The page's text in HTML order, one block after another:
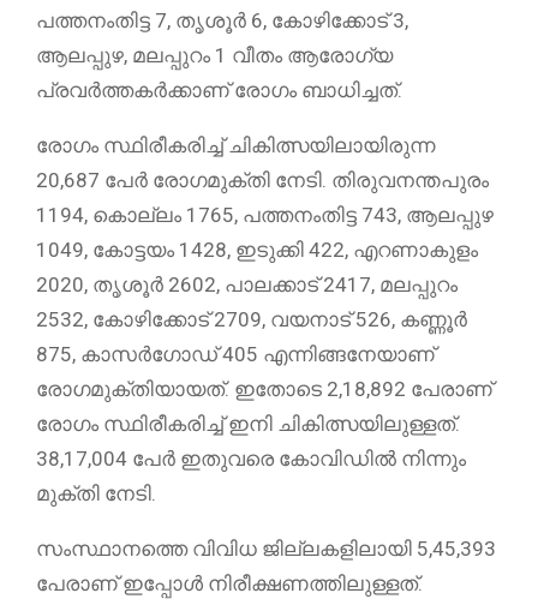
പത്തനംതിട്ട 7, തൃശൂര്‍ 6, കോഴിക്കോട് 3,
ആലപ്പുഴ, മലപ്പുറം 1 വീതം ആരോഗ്യ
പ്രവര്‍ത്തകര്‍ക്കാണ് രോഗം ബാധിച്ചത്.
രോഗം സ്ഥിരീകരിച്ച് ചികിത്സയിലായിരുന്ന
20,687 പേര്‍ രോഗമുക്തി നേടി. തിരുവനന്തപുരം
1194, കൊല്ലം 1765, പത്തനംതിട്ട 743, ആലപ്പുഴ
1049, കോട്ടയം 1428, ഇടുക്കി 422, എറണാകുളം
2020, തൃശൂര്‍ 2602, പാലക്കാട് 2417, മലപ്പുറം
2532, കോഴിക്കോട് 2709, വയനാട് 526, കണ്ണൂര്‍
875, കാസര്‍ഗോഡ് 405 എന്നിങ്ങനേയാണ്
രോഗമുക്തിയായത്. ഇതോടെ 2,18,892 പേരാണ്
രോഗം സ്ഥിരീകരിച്ച് ഇനി ചികിത്സയിലുള്ളത്.
38,17,004 പേര്‍ ഇതുവരെ കോവിഡില്‍ നിന്നും
മുക്തി നേടി.
സംസ്ഥാനത്തെ വിവിധ ജില്ലകളിലായി 5,45,393
പേരാണ് ഇപ്പോള്‍ നിരീക്ഷണത്തിലുള്ളത്.